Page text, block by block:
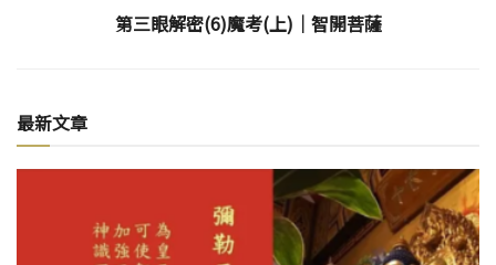
第三眼解密(6)魔考(上)│智開菩薩
最新文章